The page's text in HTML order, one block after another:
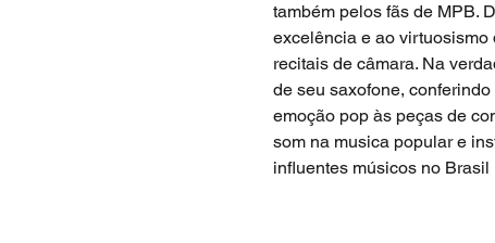
também pelos fãs de MPB.
excelência e ao virtuosismo
recitais de câmara. Na
de seu saxofone,
emoção pop às peças de
som na musica popular e
influentes músicos no Brasil